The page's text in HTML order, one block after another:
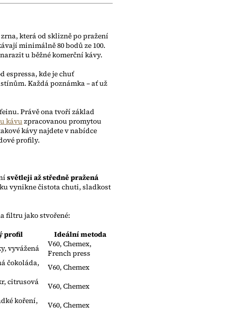
která od sklizně po pražení
minimálně 80 bodů ze 100.
u běžné komerční kávy.
espressa, kde je chuť
Každá poznámka – ať už
Právě ona tvoří základ
kávuzpracovanou promytou
kávy najdete v nabídce
profily.
světleji až středně pražená
vynikne čistota chuti, sladkost
filtru jako stvořené:
profil
Ideální metoda
vyvážená
V60, Chemex,
French press
čokoláda,
V60, Chemex
citrusová
V60, Chemex
koření,
V60, Chemex